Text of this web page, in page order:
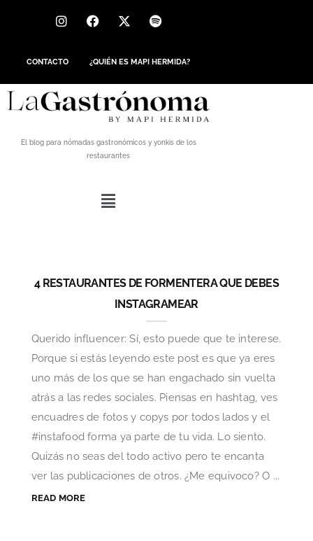
CONTACTO ¿QUIÉN ES MAPI HERMIDA?
El blog para nómadas gastronómicos y yonkis de los
restaurantes
4 RESTAURANTES DE FORMENTERA QUE DEBES
INSTAGRAMEAR
Querido influencer: Sí, esto puede que te interese.
Porque si estás leyendo este post es que ya eres
uno más de los que se han engachado sin vuelta
atrás a las redes sociales. Piensas en hashtag, ves
encuadres de fotos y copys por todos lados y el
#instafood forma ya parte de tu vida. Lo siento.
Quizás no seas del todo activo pero te encanta
ver las publicaciones de otros. ¿Me equivoco? O ...
READ MORE